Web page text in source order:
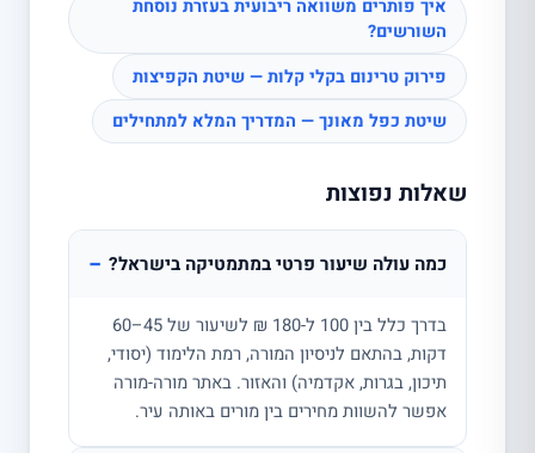
איך פותרים משוואה ריבועית בעזרת נוסחת
השורשים?
פירוק טרינום בקלי קלות — שיטת הקפיצות
שיטת כפל מאונך — המדריך המלא למתחילים
שאלות נפוצות
כמה עולה שיעור פרטי במתמטיקה בישראל? −
בדרך כלל בין 100 ל-180 ₪ לשיעור של 45–60
דקות, בהתאם לניסיון המורה, רמת הלימוד (יסודי,
תיכון, בגרות, אקדמיה) והאזור. באתר מורה-מורה
אפשר להשוות מחירים בין מורים באותה עיר.